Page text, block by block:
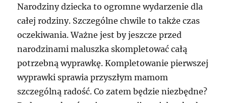
Narodziny dziecka to ogromne wydarzenie dla
całej rodziny. Szczególne chwile to także czas
oczekiwania. Ważne jest by jeszcze przed
narodzinami maluszka skompletować całą
potrzebną wyprawkę. Kompletowanie pierwszej
wyprawki sprawia przyszłym mamom
szczególną radość. Co zatem będzie niezbędne?